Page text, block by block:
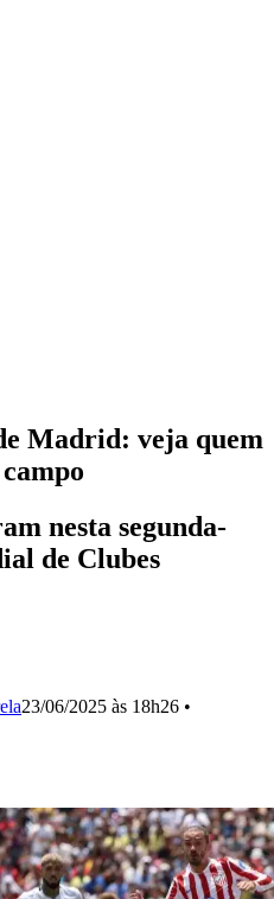
Madrid: veja quem
nesta segunda-
de Clubes
23/06/2025 às 18h26 •